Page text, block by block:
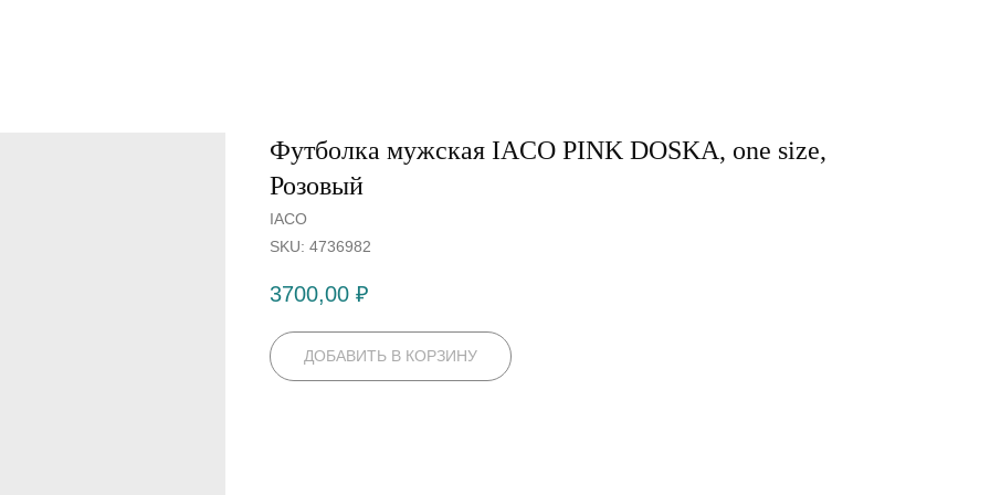
Футболка мужская IACO PINK DOSKA, one size,
Розовый
IACO
SKU: 4736982
3700,00 ₽
ДОБАВИТЬ В КОРЗИНУ